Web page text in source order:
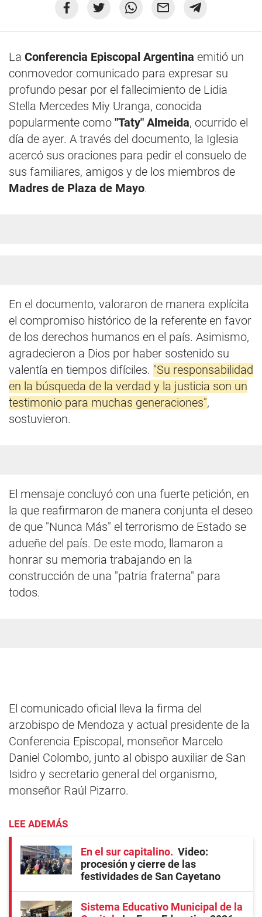
La Conferencia Episcopal Argentina emitió un
conmovedor comunicado para expresar su
profundo pesar por el fallecimiento de Lidia
Stella Mercedes Miy Uranga, conocida
popularmente como "Taty" Almeida, ocurrido el
día de ayer. A través del documento, la Iglesia
acercó sus oraciones para pedir el consuelo de
sus familiares, amigos y de los miembros de
Madres de Plaza de Mayo.
En el documento, valoraron de manera explícita
el compromiso histórico de la referente en favor
de los derechos humanos en el país. Asimismo,
agradecieron a Dios por haber sostenido su
valentía en tiempos difíciles. "Su responsabilidad
en la búsqueda de la verdad y la justicia son un
testimonio para muchas generaciones",
sostuvieron.
El mensaje concluyó con una fuerte petición, en
la que reafirmaron de manera conjunta el deseo
de que "Nunca Más" el terrorismo de Estado se
adueñe del país. De este modo, llamaron a
honrar su memoria trabajando en la
construcción de una "patria fraterna" para
todos.
El comunicado oficial lleva la firma del
arzobispo de Mendoza y actual presidente de la
Conferencia Episcopal, monseñor Marcelo
Daniel Colombo, junto al obispo auxiliar de San
Isidro y secretario general del organismo,
monseñor Raúl Pizarro.
LEE ADEMÁS
En el sur capitalino
Video:
procesión y cierre de las
festividades de San Cayetano
Sistema Educativo Municipal de la